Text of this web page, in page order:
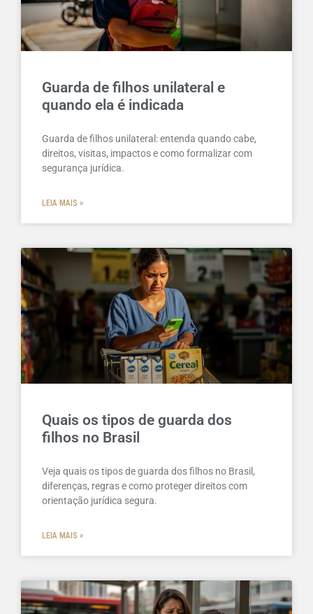
Guarda de filhos unilateral e
quando ela é indicada
Guarda de filhos unilateral: entenda quando cabe,
direitos, visitas, impactos e como formalizar com
segurança jurídica.
LEIA MAIS »
Quais os tipos de guarda dos
filhos no Brasil
Veja quais os tipos de guarda dos filhos no Brasil,
diferenças, regras e como proteger direitos com
orientação jurídica segura.
LEIA MAIS »